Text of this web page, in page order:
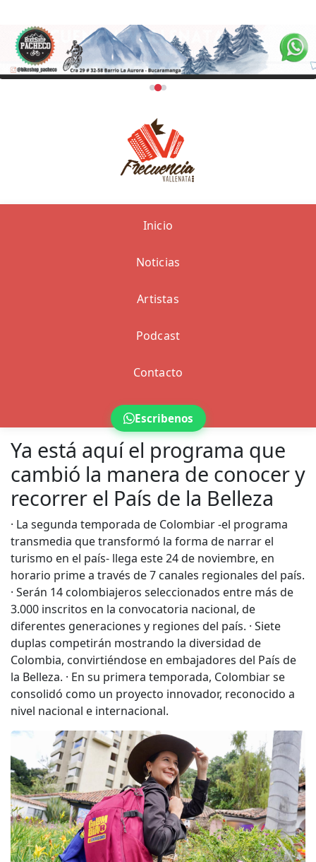
Inicio
Noticias
Artistas
Podcast
Contacto
Escribenos
Ya está aquí el programa que
cambió la manera de conocer y
recorrer el País de la Belleza
· La segunda temporada de Colombiar -el programa
transmedia que transformó la forma de narrar el
turismo en el país- llega este 24 de noviembre, en
horario prime a través de 7 canales regionales del país.
· Serán 14 colombiajeros seleccionados entre más de
3.000 inscritos en la convocatoria nacional, de
diferentes generaciones y regiones del país. · Siete
duplas competirán mostrando la diversidad de
Colombia, convirtiéndose en embajadores del País de
la Belleza. · En su primera temporada, Colombiar se
consolidó como un proyecto innovador, reconocido a
nivel nacional e internacional.